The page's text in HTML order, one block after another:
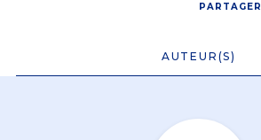
PARTAGER
AUTEUR(S)